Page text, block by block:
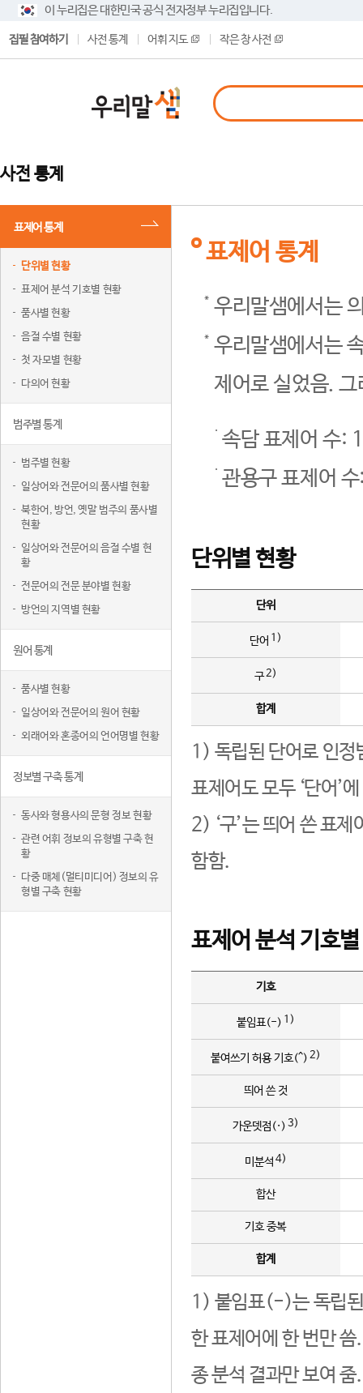
이 누리집은 대한민국 공식 전자정부 누리집입니다.
집필 참여하기 사전 통계 어휘 지도 작은 창 사전
사전 통계
표제어 통계
단위별 현황
표제어 분석 기호별 현황
품사별 현황
음절 수별 현황
첫 자모별 현황
다의어 현황
범주별 통계
범주별 현황
일상어와 전문어의 품사별 현황
북한어, 방언, 옛말 범주의 품사별
현황
일상어와 전문어의 음절 수별 현
황
전문어의 전문 분야별 현황
방언의 지역별 현황
원어 통계
품사별 현황
일상어와 전문어의 원어 현황
외래어와 혼종어의 언어명별 현황
정보별 구축 통계
동사와 형용사의 문형 정보 현황
관련 어휘 정보의 유형별 구축 현
황
다중 매체(멀티미디어) 정보의 유
형별 구축 현황
표제어 통계
우리말샘에서는
우리말샘에서는
제어로 실었음.
속담 표제어 수:
관용구 표제어
단위별 현황
단위
단어 1)
구2)
합계
1) 독립된 단어로 인정
표제어도 모두 ‘단어’
2) ‘구’는 띄어 쓴 표
함함.
표제어 분석 기호
기호
붙임표(-) 1)
붙여쓰기 허용 기호(^) 2)
띄어 쓴 것
가운뎃점(·) 3)
미분석 4)
합산
기호 중복
합계
1) 붙임표(-)는 독립된
한 표제어에 한 번만
종 분석 결과만 보여